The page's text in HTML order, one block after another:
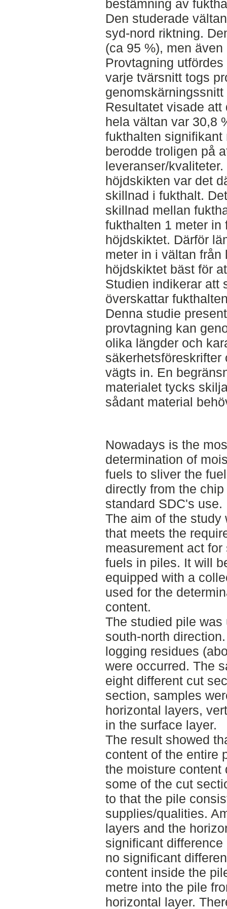
bestämning av
Den studerade
syd-nord riktning.
(ca 95 %), men
Provtagning
varje tvärsnitt togs
Resultatet visade
hela vältan var 30,8
fukthalten
berodde troligen på
leveranser/
höjdskikten var det
skillnad i fukthalt.
skillnad mellan
fukthalten 1 meter in
höjdskiktet. Därför
meter in i vältan
höjdskiktet bäst för
Studien indikerar att
överskattar
Denna studie
provtagning kan
olika längder och
säkerhetsföreskrifter
vägts in. En
materialet tycks
sådant material
Nowadays is the
determination of
fuels to sliver the
directly from the
standard SDC's use.
The aim of the study
that meets the
measurement act
fuels in piles. It will
equipped with a
used for the
content.
The studied pile
south-north
logging residues
were occurred. The
eight different cut
section, samples
horizontal layers,
in the surface layer.
The result showed
content of the entire
the moisture content
some of the cut
to that the pile
supplies/qualities.
layers and the
significant
no significant
content inside the
metre into the pile
horizontal layer.